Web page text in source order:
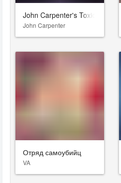
John Carpenter's Toxic
John Carpenter
Отряд самоубийц
VA